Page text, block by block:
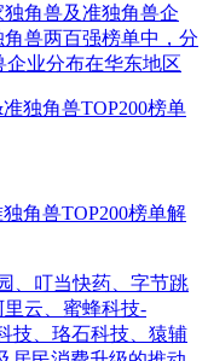
角兽及准独角兽企
兽两百强榜单中，分
企业分布在华东地区
角兽TOP200榜单解
、叮当快药、字节跳
云、蜜蜂科技-
技、珞石科技、猿辅